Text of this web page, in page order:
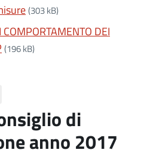
(303 kB)
DEI
(196 kB)
di
anno 2017